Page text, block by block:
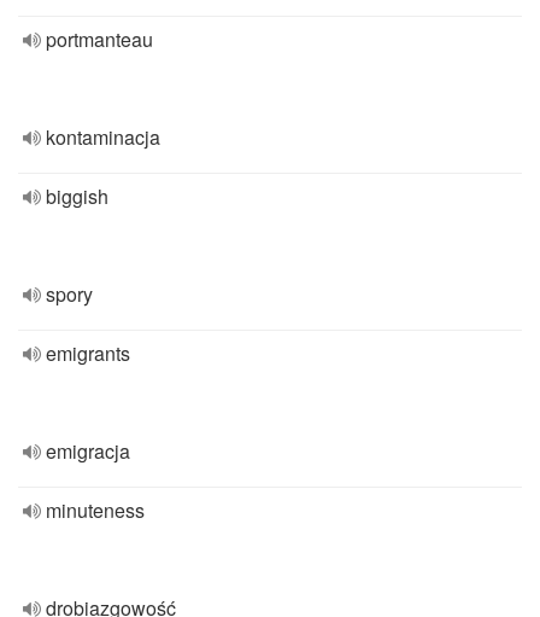
portmanteau
kontaminacja
biggish
spory
emigrants
emigracja
minuteness
drobiazgowość